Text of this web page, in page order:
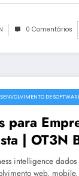
0 Comentários
DE
para
| OT3N
intelligence
web,